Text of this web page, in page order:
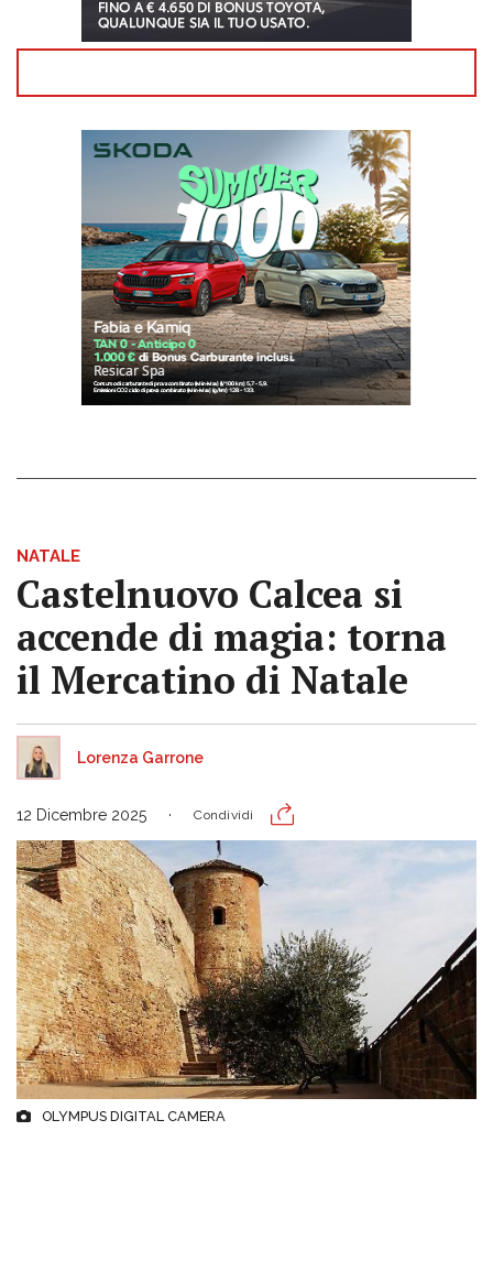
NATALE
Castelnuovo Calcea si
accende di magia: torna
il Mercatino di Natale
Lorenza Garrone
12 Dicembre 2025 Condividi
OLYMPUS DIGITAL CAMERA